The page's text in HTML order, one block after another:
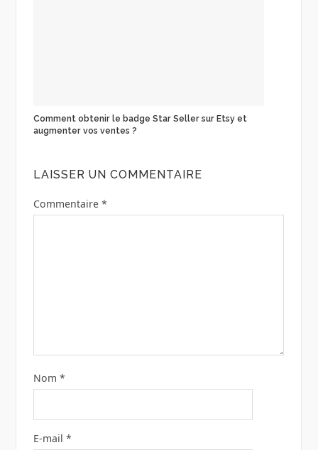
Comment obtenir le badge Star Seller sur Etsy et
augmenter vos ventes ?
LAISSER UN COMMENTAIRE
Commentaire *
Nom *
E-mail *